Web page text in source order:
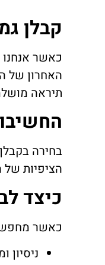
קבלן
כאשר
האחרון של
תיראה
בחירה
הציפיות
כיצד
כאשר
ניסיון